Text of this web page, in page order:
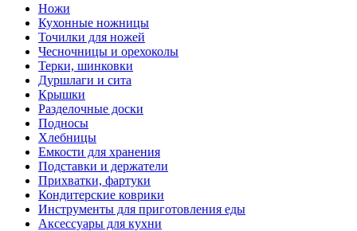
Ножи
Кухонные ножницы
Точилки для ножей
Чесночницы и орехоколы
Терки, шинковки
Дуршлаги и сита
Крышки
Разделочные доски
Подносы
Хлебницы
Емкости для хранения
Подставки и держатели
Прихватки, фартуки
Кондитерские коврики
Инструменты для приготовления еды
Аксессуары для кухни